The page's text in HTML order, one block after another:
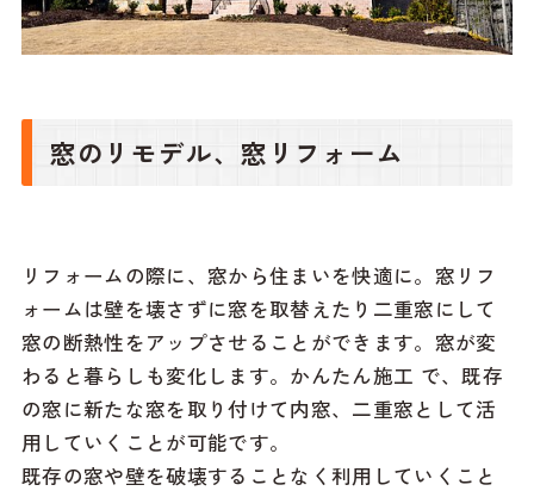
窓のリモデル、窓リフォーム
リフォームの際に、窓から住まいを快適に。窓リフ
ォームは壁を壊さずに窓を取替えたり二重窓にして
窓の断熱性をアップさせることができます。窓が変
わると暮らしも変化します。かんたん施工 で、既存
の窓に新たな窓を取り付けて内窓、二重窓として活
用していくことが可能です。
既存の窓や壁を破壊することなく利用していくこと